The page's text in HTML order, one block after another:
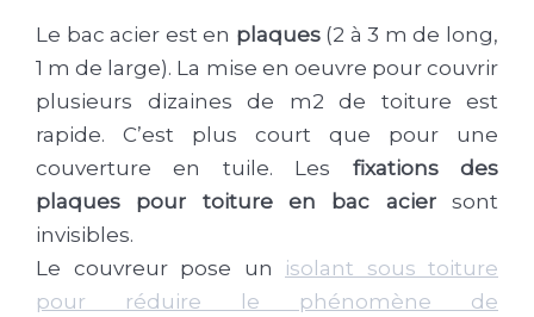
Le bac acier est en plaques (2 à 3 m de long,
1 m de large). La mise en oeuvre pour couvrir
plusieurs dizaines de m2 de toiture est
rapide. C’est plus court que pour une
couverture en tuile. Les fixations des
plaques pour toiture en bac acier sont
invisibles.
Le couvreur pose un isolant sous toiture
pour réduire le phénomène de